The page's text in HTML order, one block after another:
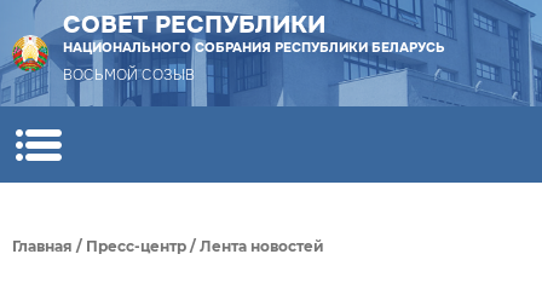
СОВЕТ РЕСПУБЛИКИ
НАЦИОНАЛЬНОГО СОБРАНИЯ РЕСПУБЛИКИ БЕЛАРУСЬ
ВОСЬМОЙ СОЗЫВ
Главная / Пресс-центр / Лента новостей